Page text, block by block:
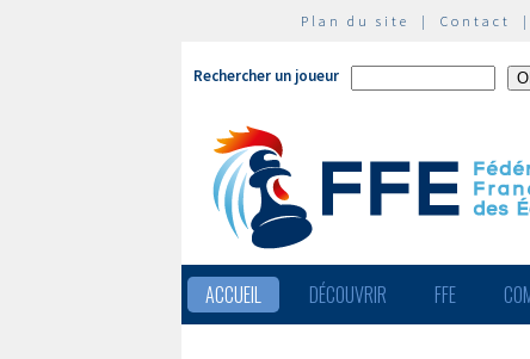
Plan du site | Contact
Rechercher un joueur
ACCUEIL DÉCOUVRIR FFE